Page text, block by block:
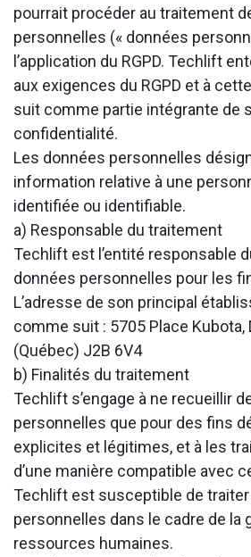
pourrait procéder au traitement
personnelles (« données
l’application du RGPD. Techlift
aux exigences du RGPD et à
suit comme partie intégrante de
confidentialité.
Les données personnelles
information relative à une
identifiée ou identifiable.
a) Responsable du traitement
Techlift est l’entité responsable
données personnelles pour les
L’adresse de son principal
comme suit : 5705 Place Kubota,
(Québec) J2B 6V4
b) Finalités du traitement
Techlift s’engage à ne recueillir
personnelles que pour des fins
explicites et légitimes, et à les
d’une manière compatible avec
Techlift est susceptible de
personnelles dans le cadre de la
ressources humaines.